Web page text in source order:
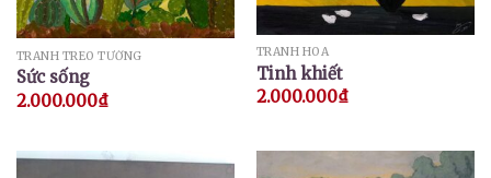
TRANH TREO TƯỜNG
Sức sống
2.000.000₫
TRANH HOA
Tinh khiết
2.000.000₫